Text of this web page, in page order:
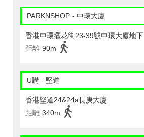
PARKNSHOP - 中環大廈
香港中環擺花街23-39號中環大廈地下
距離 90m
U購 - 堅道
香港堅道24&24a長庚大廈
距離 340m